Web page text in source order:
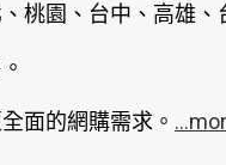
桃園、台中、高雄、
面的網購需求。